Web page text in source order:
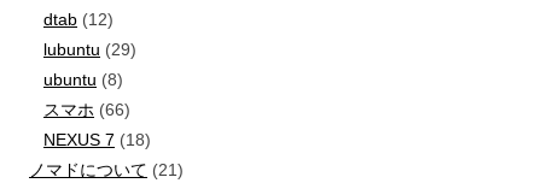
dtab (12)
lubuntu (29)
ubuntu (8)
スマホ (66)
NEXUS 7 (18)
ノマドについて (21)